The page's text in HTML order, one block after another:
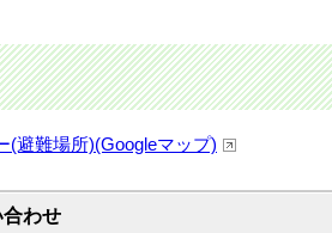
(避難場所)(Googleマップ)
わせ